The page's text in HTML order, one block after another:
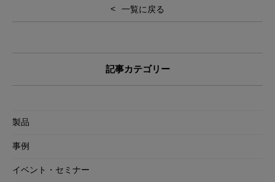
一覧に戻る
記事カテゴリー
製品
事例
イベント・セミナー